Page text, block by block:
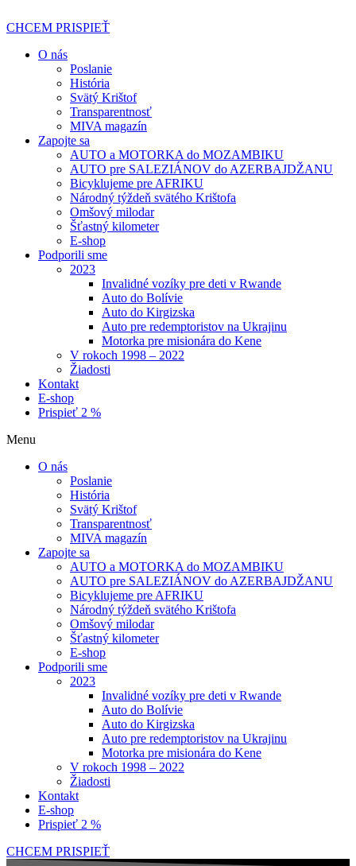
na
CHCEM PRISPIEŤ
O nás
Poslanie
História
Svätý Krištof
Transparentnosť
MIVA magazín
Zapojte sa
AUTO a MOTORKA do MOZAMBIKU
AUTO pre SALEZIÁNOV do AZERBAJDŽANU
Bicyklujeme pre AFRIKU
Národný týždeň svätého Krištofa
Omšový milodar
Šťastný kilometer
E-shop
Podporili sme
2023
Invalidné vozíky pre deti v Rwande
Auto do Bolívie
Auto do Kirgizska
Auto pre redemptoristov na Ukrajinu
Motorka pre misionára do Kene
V rokoch 1998 – 2022
Žiadosti
Kontakt
E-shop
Prispieť 2 %
Menu
O nás
Poslanie
História
Svätý Krištof
Transparentnosť
MIVA magazín
Zapojte sa
AUTO a MOTORKA do MOZAMBIKU
AUTO pre SALEZIÁNOV do AZERBAJDŽANU
Bicyklujeme pre AFRIKU
Národný týždeň svätého Krištofa
Omšový milodar
Šťastný kilometer
E-shop
Podporili sme
2023
Invalidné vozíky pre deti v Rwande
Auto do Bolívie
Auto do Kirgizska
Auto pre redemptoristov na Ukrajinu
Motorka pre misionára do Kene
V rokoch 1998 – 2022
Žiadosti
Kontakt
E-shop
Prispieť 2 %
CHCEM PRISPIEŤ